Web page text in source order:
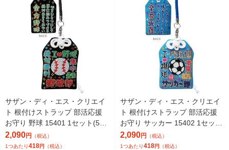
サザン・ディ・エス・クリエイ
ト 根付けストラップ 部活応援
お守り 野球 15401 1セット(5
個)（直送品）
2,090円 （税込）
1つあたり418円 （税込）
サザン・ディ・エス・クリエイ
ト 根付けストラップ 部活応援
お守り サッカー 15402 1セット
(5個)（直送品）
2,090円 （税込）
1つあたり418円 （税込）